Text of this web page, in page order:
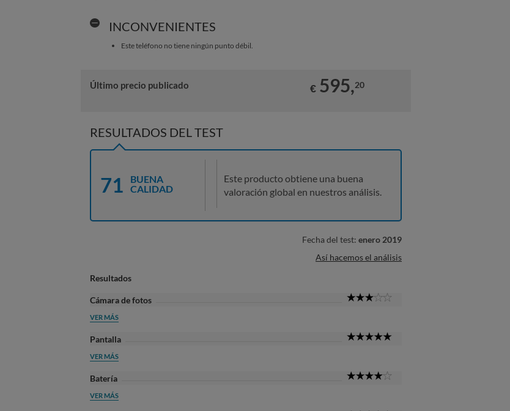
INCONVENIENTES
Este teléfono no tiene ningún punto débil.
Último precio publicado € 595,20
RESULTADOS DEL TEST
71
BUENA
CALIDAD
Este producto obtiene una buena
valoración global en nuestros análisis.
Fecha del test: enero 2019
Así hacemos el análisis
Resultados
Cámara de fotos
VER MÁS
Pantalla
VER MÁS
Batería
VER MÁS